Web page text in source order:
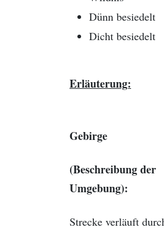
Dünn besiedelt
Dicht besiedelt
Erläuterung:
Gebirge
(Beschreibung der
Umgebung):
Strecke verläuft